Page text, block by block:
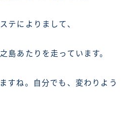
テによりまして、
島あたりを走っています。
すね。自分でも、変わりよう